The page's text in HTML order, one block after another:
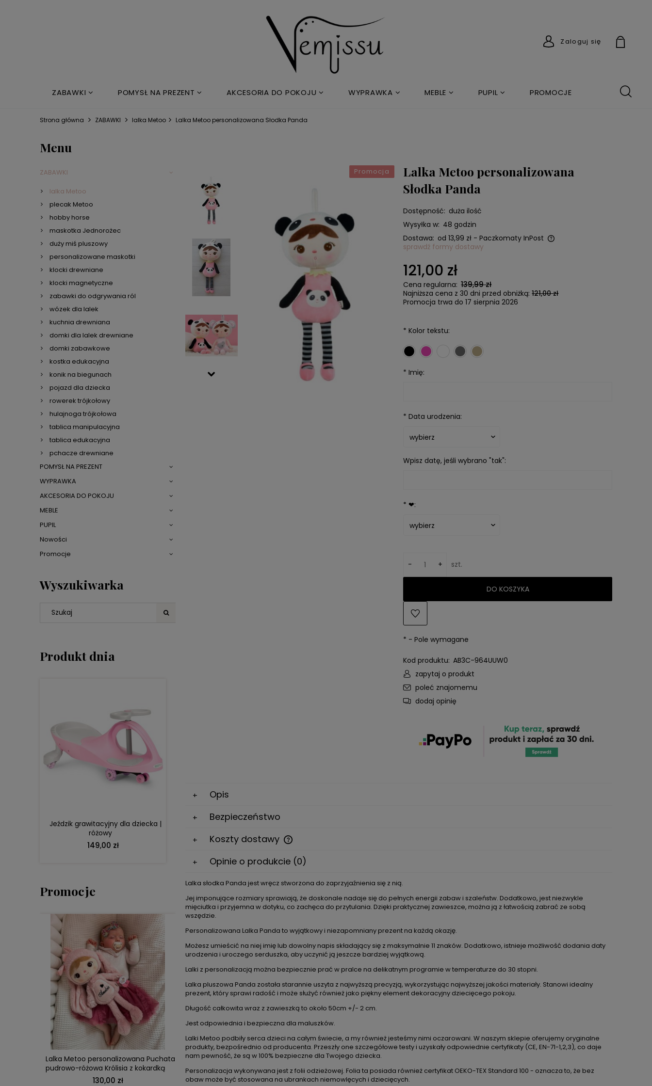
Zaloguj się
ZABAWKI POMYSŁ NA PREZENT AKCESORIA DO POKOJU WYPRAWKA MEBLE PUPIL PROMOCJE
NOWOŚCI ŁÓŻKO DZIECIĘCE
Strona główna ZABAWKI lalka Metoo Lalka Metoo personalizowana Słodka Panda
Menu
ZABAWKI
lalka Metoo
plecak Metoo
hobby horse
maskotka Jednorożec
duży miś pluszowy
personalizowane maskotki
klocki drewniane
klocki magnetyczne
zabawki do odgrywania ról
wózek dla lalek
kuchnia drewniana
domki dla lalek drewniane
domki zabawkowe
kostka edukacyjna
konik na biegunach
pojazd dla dziecka
rowerek trójkołowy
hulajnoga trójkołowa
tablica manipulacyjna
tablica edukacyjna
pchacze drewniane
POMYSŁ NA PREZENT
WYPRAWKA
AKCESORIA DO POKOJU
MEBLE
PUPIL
Nowości
Promocje
Wyszukiwarka
Produkt dnia
Jeździk grawitacyjny dla dziecka |
różowy
149,00 zł
DO KOSZYKA
Promocje
Lalka Metoo personalizowana Puchata
pudrowo-różowa Królisia z kokardką
130,00 zł
DO KOSZYKA
Lalka Metoo personalizowana
Księżniczka Angela
121,00 zł
Lalka Metoo personalizowana Puszysty
Królik szałwiowy
131,00 zł
Piesek z personalizacją
Lalka Metoo personalizowana
Słodka Panda
Promocja
Dostępność: duża ilość
Wysyłka w: 48 godzin
Dostawa: od 13,99 zł - Paczkomaty InPost
kosztów płatności
sprawdź formy dostawy
121,00 zł
Cena regularna: 139,99 zł
Najniższa cena z 30 dni przed obniżką:121,00 zł
Promocja trwa do 17 sierpnia 2026
* Kolor tekstu:
* Imię:
* Data urodzenia:
Wpisz datę, jeśli wybrano "tak":
* ❤:
- + szt.
DO KOSZYKA
* - Pole wymagane
Kod produktu: AB3C-964UUW0
zapytaj o produkt
poleć znajomemu
dodaj opinię
Opis
Bezpieczeństwo
Koszty dostawy
Cena nie zawiera ewentualnych
Opinie o produkcie (0)
Lalka słodka Panda jest wręcz stworzona do zaprzyjaźnienia się z nią.
Jej imponujące rozmiary sprawiają, że doskonale nadaje się do pełnych energii zabaw i szaleństw. Dodatkowo, jest niezwykle
mięciutka i przyjemna w dotyku, co zachęca do przytulania. Dzięki praktycznej zawieszce, można ją z łatwością zabrać ze sobą
wszędzie.
Personalizowana Lalka Panda to wyjątkowy i niezapomniany prezent na każdą okazję.
Możesz umieścić na niej imię lub dowolny napis składający się z maksymalnie 11 znaków. Dodatkowo, istnieje możliwość dodania daty
urodzenia i uroczego serduszka, aby uczynić ją jeszcze bardziej wyjątkową.
Lalki z personalizacją można bezpiecznie prać w pralce na delikatnym programie w temperaturze do 30 stopni.
Lalka pluszowa Panda została starannie uszyta z najwyższą precyzją, wykorzystując najwyższej jakości materiały. Stanowi idealny
prezent, który sprawi radość i może służyć również jako piękny element dekoracyjny dziecięcego pokoju.
Długość całkowita wraz z zawieszką to około 50cm +/- 2 cm.
Jest odpowiednia i bezpieczna dla maluszków.
Lalki Metoo podbiły serca dzieci na całym świecie, a my również jesteśmy nimi oczarowani. W naszym sklepie oferujemy oryginalne
produkty, bezpośrednio od producenta. Przeszły one szczegółowe testy i uzyskały odpowiednie certyfikaty (CE, EN-71-1,2,3), co daje
nam pewność, że są w 100% bezpieczne dla Twojego dziecka.
Personalizacja wykonywana jest z folii odzieżowej. Folia ta posiada również certyfikat OEKO-TEX Standard 100 - oznacza to, że bez
obaw może być stosowana na ubrankach niemowlęcych i dziecięcych.